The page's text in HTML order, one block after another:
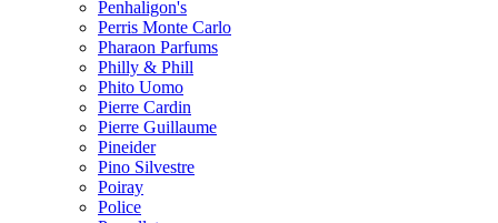
Penhaligon's
Perris Monte Carlo
Pharaon Parfums
Philly & Phill
Phito Uomo
Pierre Cardin
Pierre Guillaume
Pineider
Pino Silvestre
Poiray
Police